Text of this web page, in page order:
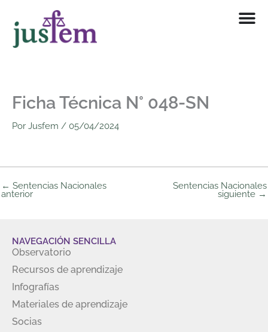
contenido
Ficha Técnica N° 048-SN
Por Jusfem / 05/04/2024
← Sentencias Nacionales
anterior
Sentencias Nacionales
siguiente →
NAVEGACIÓN SENCILLA
Observatorio
Recursos de aprendizaje
Infografías
Materiales de aprendizaje
Socias